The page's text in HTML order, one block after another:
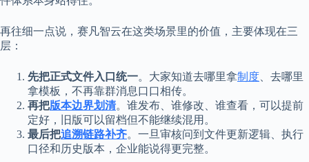
再往细一点说，赛凡智云在这类场景里的价值，主要体现在三
层：
先把正式文件入口统一。大家知道去哪里拿制度 、去哪里
拿模板，不再靠群消息口口相传。
再把版本边界划清。谁发布、谁修改、谁查看，可以提前
定好，旧版可以留档但不能继续混用。
最后把追溯链路补齐。一旦审核问到文件更新逻辑、执行
口径和历史版本，企业能说得更完整。